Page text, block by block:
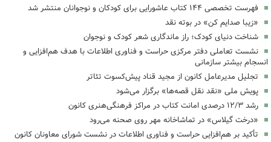
فهرست تخصصی ۱۴۴ کتاب عاشورایی برای کودکان و نوجوانان منتشر شد
«زیبا صدایم کن» در بوته نقد
شناخت دنیای کودک؛ راز ماندگاری شعر کودک و نوجوان
نشست تعاملی دفتر مرکزی حراست و فناوری اطلاعات با هدف هم‌افزایی و
انسجام بیشتر سازمانی
تجلیل مدیرعامل کانون از مجید قناد پیش‌کسوت تئاتر
پویش ملی «نقد نقل قصه‌ها» برگزار می‌شود
رشد ۱۲/۳ درصدی امانت کتاب در مراکز فرهنگی‌هنری کانون
«درخت گیلاس» در تماشاخانه مهر روی صحنه می‌رود
تأکید بر هم‌افزایی حراست و فناوری اطلاعات در نشست شورای معاونان کانون